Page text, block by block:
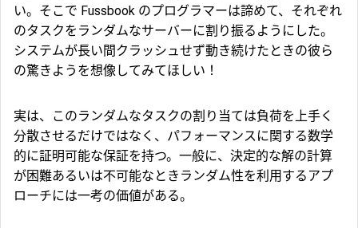
い。そこで Fussbook のプログラマーは諦めて、それぞれ
のタスクをランダムなサーバーに割り振るようにした。
システムが長い間クラッシュせず動き続けたときの彼ら
の驚きようを想像してみてほしい！
実は、このランダムなタスクの割り当ては負荷を上手く
分散させるだけではなく、パフォーマンスに関する数学
的に証明可能な保証を持つ。一般に、決定的な解の計算
が困難あるいは不可能なときランダム性を利用するアプ
ローチには一考の価値がある。